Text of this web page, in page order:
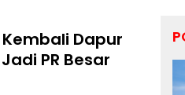
Dapur
PR Besar